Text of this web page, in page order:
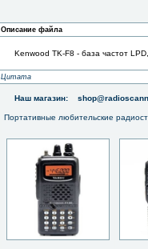
Описание файла
Kenwood TK-F8 - база частот
Цитата
Наш магазин:
Портативные любительские